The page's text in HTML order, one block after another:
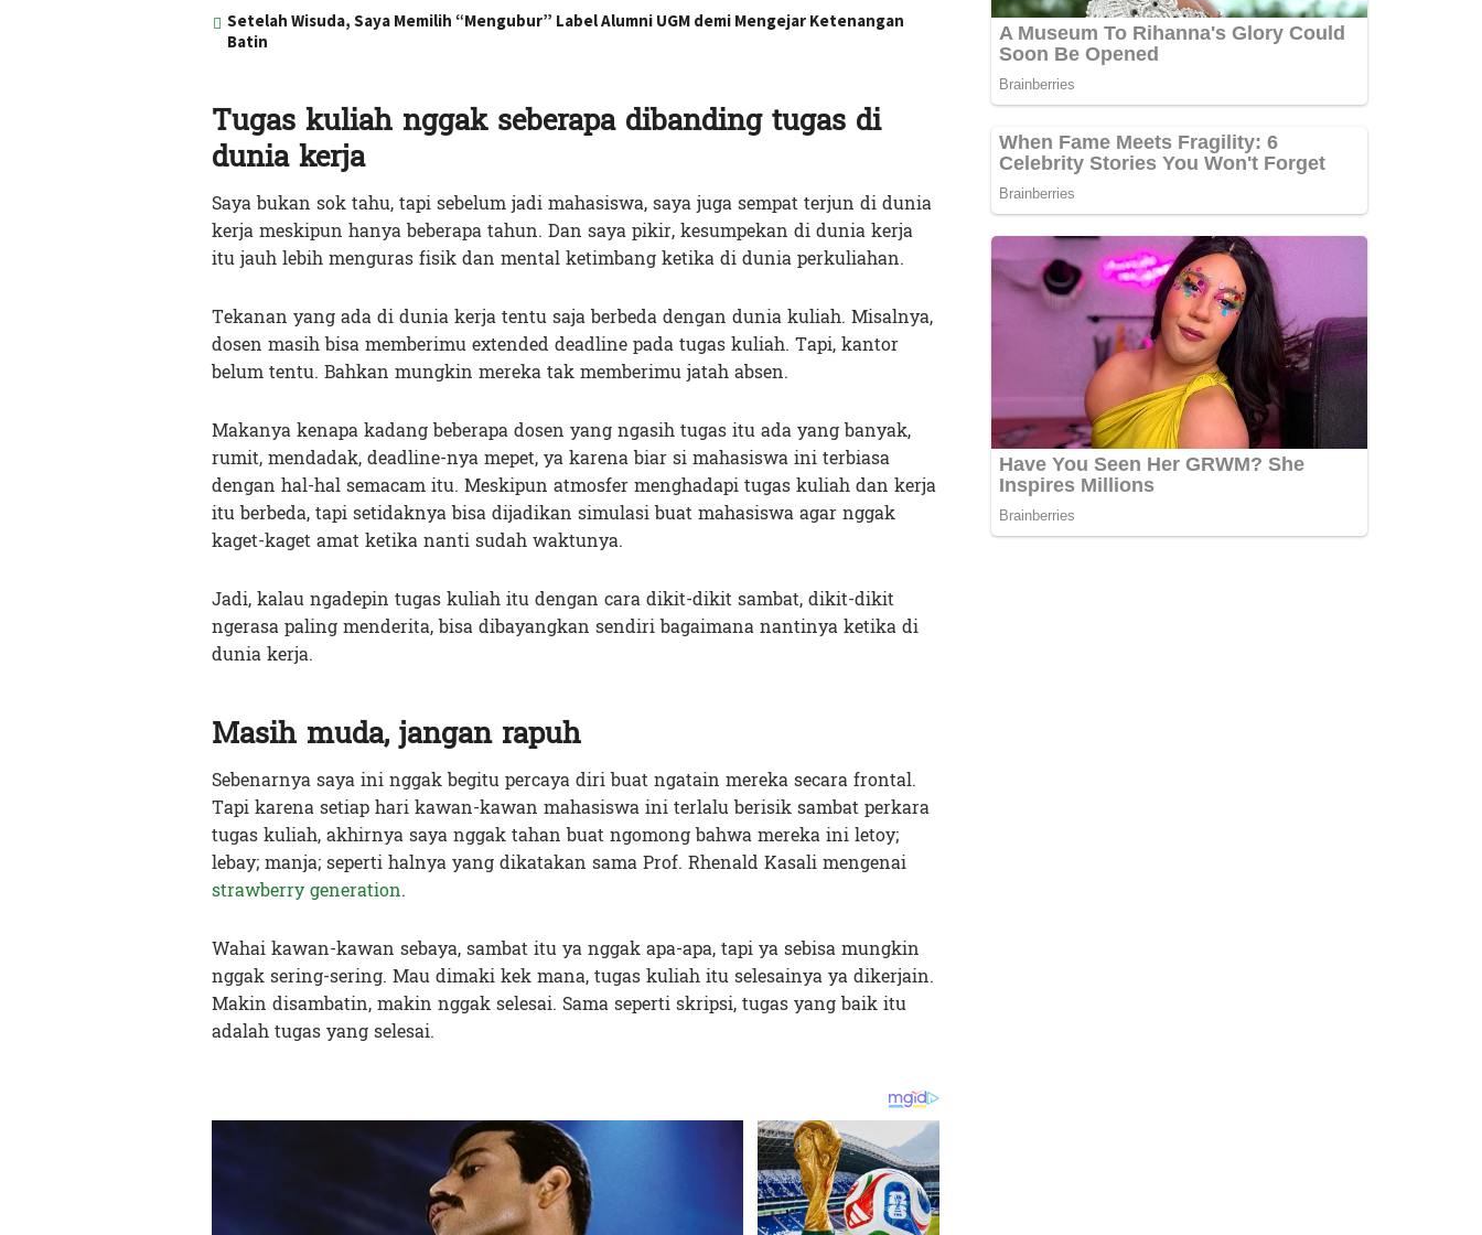
Setelah Wisuda, Saya Memilih “Mengubur” Label Alumni UGM demi Mengejar Ketenangan
Batin
Tugas kuliah nggak seberapa dibanding tugas di
dunia kerja
Saya bukan sok tahu, tapi sebelum jadi mahasiswa, saya juga sempat terjun di dunia
kerja meskipun hanya beberapa tahun. Dan saya pikir, kesumpekan di dunia kerja
itu jauh lebih menguras fisik dan mental ketimbang ketika di dunia perkuliahan.
Tekanan yang ada di dunia kerja tentu saja berbeda dengan dunia kuliah. Misalnya,
dosen masih bisa memberimu extended deadline pada tugas kuliah. Tapi, kantor
belum tentu. Bahkan mungkin mereka tak memberimu jatah absen.
Makanya kenapa kadang beberapa dosen yang ngasih tugas itu ada yang banyak,
rumit, mendadak, deadline-nya mepet, ya karena biar si mahasiswa ini terbiasa
dengan hal-hal semacam itu. Meskipun atmosfer menghadapi tugas kuliah dan kerja
itu berbeda, tapi setidaknya bisa dijadikan simulasi buat mahasiswa agar nggak
kaget-kaget amat ketika nanti sudah waktunya.
Jadi, kalau ngadepin tugas kuliah itu dengan cara dikit-dikit sambat, dikit-dikit
ngerasa paling menderita, bisa dibayangkan sendiri bagaimana nantinya ketika di
dunia kerja.
Masih muda, jangan rapuh
Sebenarnya saya ini nggak begitu percaya diri buat ngatain mereka secara frontal.
Tapi karena setiap hari kawan-kawan mahasiswa ini terlalu berisik sambat perkara
tugas kuliah, akhirnya saya nggak tahan buat ngomong bahwa mereka ini letoy;
lebay; manja; seperti halnya yang dikatakan sama Prof. Rhenald Kasali mengenai
strawberry generation.
Wahai kawan-kawan sebaya, sambat itu ya nggak apa-apa, tapi ya sebisa mungkin
nggak sering-sering. Mau dimaki kek mana, tugas kuliah itu selesainya ya dikerjain.
Makin disambatin, makin nggak selesai. Sama seperti skripsi, tugas yang baik itu
adalah tugas yang selesai.